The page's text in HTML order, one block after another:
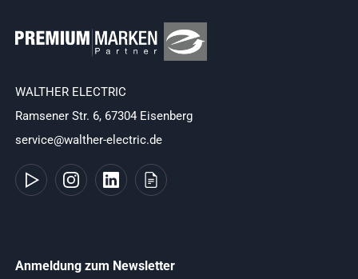
WALTHER ELECTRIC
Ramsener Str. 6, 67304 Eisenberg
service@walther-electric.de
Anmeldung zum Newsletter